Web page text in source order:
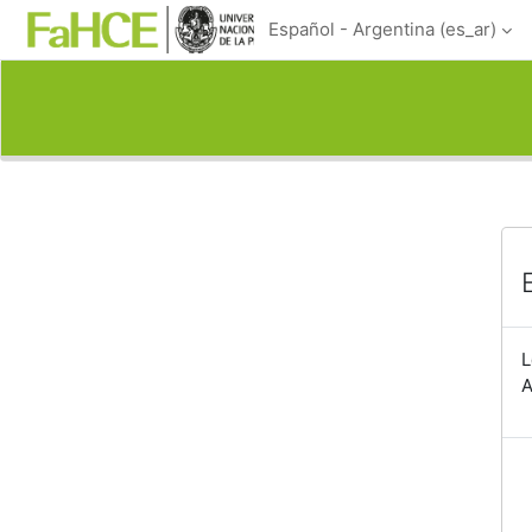
Salta al contenido principal
Español - Argentina ‎(es_ar)‎